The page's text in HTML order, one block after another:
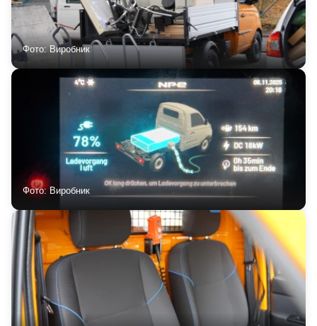
Фото: Виробник
Фото: Виробник